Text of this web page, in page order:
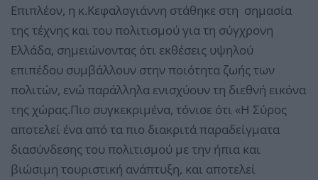
Επιπλέον, η κ.Κεφαλογιάννη στάθηκε στη σημασία
της τέχνης και του πολιτισμού για τη σύγχρονη
Ελλάδα, σημειώνοντας ότι εκθέσεις υψηλού
επιπέδου συμβάλλουν στην ποιότητα ζωής των
πολιτών, ενώ παράλληλα ενισχύουν τη διεθνή εικόνα
της χώρας.Πιο συγκεκριμένα, τόνισε ότι «Η Σύρος
αποτελεί ένα από τα πιο διακριτά παραδείγματα
διασύνδεσης του πολιτισμού με την ήπια και
βιώσιμη τουριστική ανάπτυξη, και αποτελεί